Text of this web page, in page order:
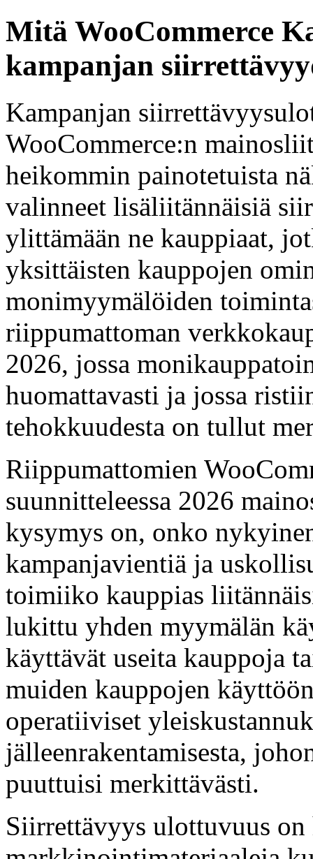
Mitä WooCommerce
kampanjan
Kampanjan
WooCommerce:n
heikommin painotetuista
valinneet lisäliitännäisiä
ylittämään ne kauppiaat,
yksittäisten kauppojen
monimyymälöiden
riippumattoman
2026, jossa
huomattavasti ja jossa
tehokkuudesta on tullut
Riippumattomien
suunnitteleessa 2026
kysymys on, onko
kampanjavientiä ja
toimiiko kauppias
lukittu yhden myymälän
käyttävät useita kauppoja
muiden kauppojen
operatiiviset
jälleenrakentamisesta,
puuttuisi merkittävästi.
Siirrettävyys ulottuvuus